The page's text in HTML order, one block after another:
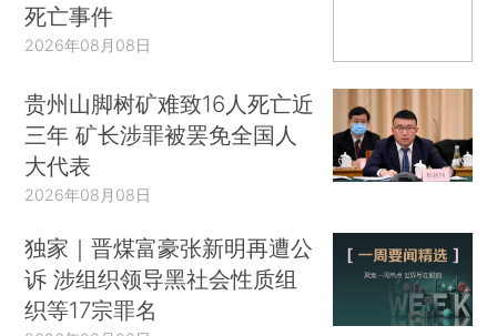
死亡事件
2026年08月08日
贵州山脚树矿难致16人死亡近
三年 矿长涉罪被罢免全国人
大代表
2026年08月08日
独家｜晋煤富豪张新明再遭公
诉 涉组织领导黑社会性质组
织等17宗罪名